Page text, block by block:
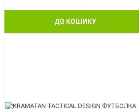
ДО КОШИКУ